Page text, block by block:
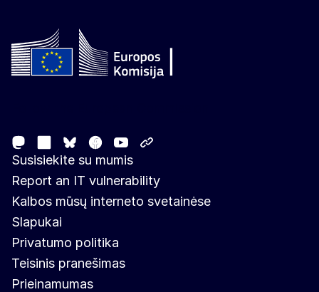
MastodonLinkedIn
Bluesky
Facebook
Youtube
Susisiekite su mumis
Report an IT vulnerability
Kalbos mūsų interneto svetainėse
Slapukai
Privatumo politika
Teisinis pranešimas
Prieinamumas